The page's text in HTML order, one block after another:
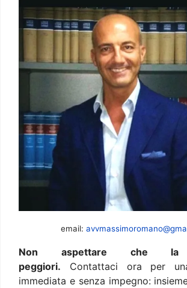
email:
Non aspettare che la
peggiori. Contattaci ora per
immediata e senza impegno: